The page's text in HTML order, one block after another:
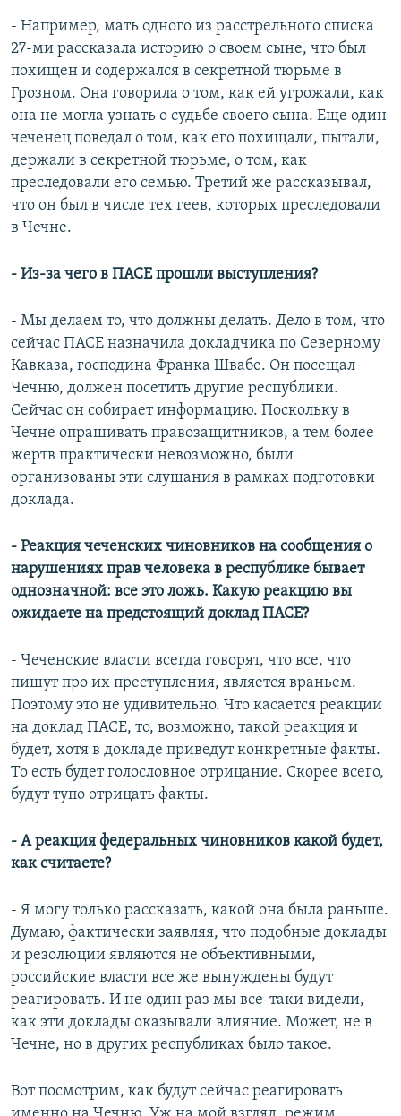
- Например, мать одного из расстрельного списка
27-ми рассказала историю о своем сыне, что был
похищен и содержался в секретной тюрьме в
Грозном. Она говорила о том, как ей угрожали, как
она не могла узнать о судьбе своего сына. Еще один
чеченец поведал о том, как его похищали, пытали,
держали в секретной тюрьме, о том, как
преследовали его семью. Третий же рассказывал,
что он был в числе тех геев, которых преследовали
в Чечне.
- Из-за чего в ПАСЕ прошли выступления?
- Мы делаем то, что должны делать. Дело в том, что
сейчас ПАСЕ назначила докладчика по Северному
Кавказа, господина Франка Швабе. Он посещал
Чечню, должен посетить другие республики.
Сейчас он собирает информацию. Поскольку в
Чечне опрашивать правозащитников, а тем более
жертв практически невозможно, были
организованы эти слушания в рамках подготовки
доклада.
- Реакция чеченских чиновников на сообщения о
нарушениях прав человека в республике бывает
однозначной: все это ложь. Какую реакцию вы
ожидаете на предстоящий доклад ПАСЕ?
- Чеченские власти всегда говорят, что все, что
пишут про их преступления, является враньем.
Поэтому это не удивительно. Что касается реакции
на доклад ПАСЕ, то, возможно, такой реакция и
будет, хотя в докладе приведут конкретные факты.
То есть будет голословное отрицание. Скорее всего,
будут тупо отрицать факты.
- А реакция федеральных чиновников какой будет,
как считаете?
- Я могу только рассказать, какой она была раньше.
Думаю, фактически заявляя, что подобные доклады
и резолюции являются не объективными,
российские власти все же вынуждены будут
реагировать. И не один раз мы все-таки видели,
как эти доклады оказывали влияние. Может, не в
Чечне, но в других республиках было такое.
Вот посмотрим, как будут сейчас реагировать